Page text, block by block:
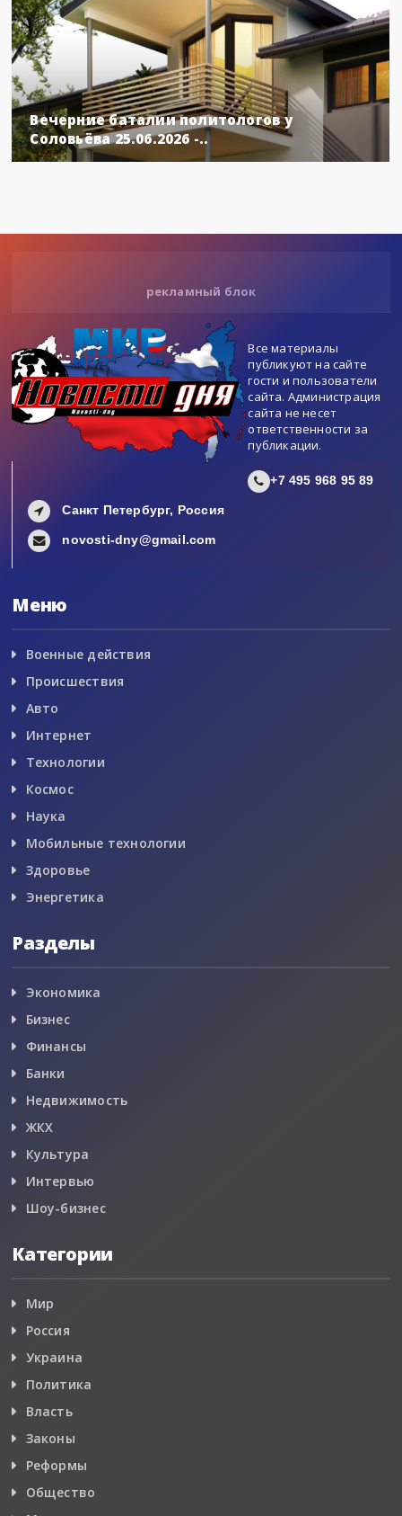
Вечерние баталии политологов у
Соловьёва 25.06.2026 -..
рекламный блок
Все материалы
публикуют на сайте
гости и пользователи
сайта. Администрация
сайта не несет
ответственности за
публикации.
+7 495 968 95 89
Санкт Петербург, Россия
novosti-dny@gmail.com
Меню
Военные действия
Происшествия
Авто
Интернет
Технологии
Космос
Наука
Мобильные технологии
Здоровье
Энергетика
Разделы
Экономика
Бизнес
Финансы
Банки
Недвижимость
ЖКХ
Культура
Интервью
Шоу-бизнес
Категории
Мир
Россия
Украина
Политика
Власть
Законы
Реформы
Общество